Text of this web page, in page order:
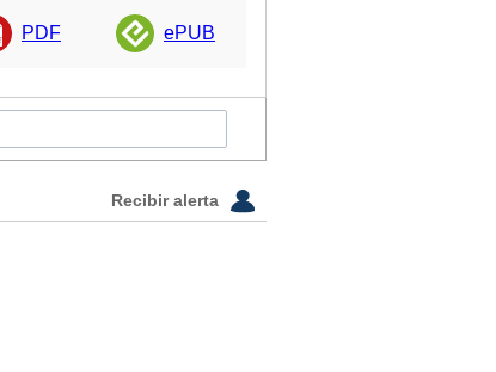
PDF ePUB
Recibir alerta